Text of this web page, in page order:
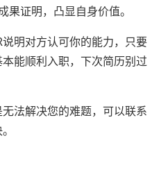
果证明，凸显自身价值。
明对方认可你的能力，只要
能顺利入职，下次简历别过
法解决您的难题，可以联系